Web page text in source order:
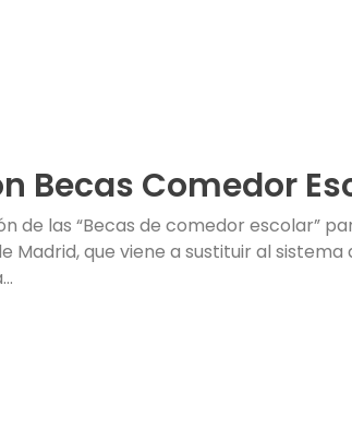
Becas Comedor
de las “Becas de comedor escolar”
Madrid, que viene a sustituir al